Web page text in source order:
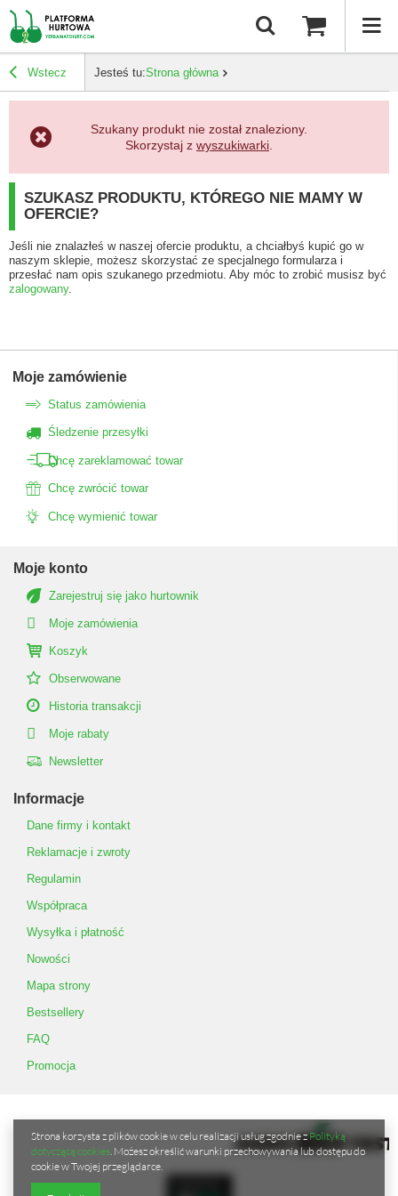
Wstecz Jesteś tu:Strona główna
Szukany produkt nie został znaleziony.
Skorzystaj z wyszukiwarki
SZUKASZ PRODUKTU, KTÓREGO NIE MAMY W
OFERCIE?
Jeśli nie znalazłeś w naszej ofercie produktu, a chciałbyś kupić go w
naszym sklepie, możesz skorzystać ze specjalnego formularza i
przesłać nam opis szukanego przedmiotu. Aby móc to zrobić musisz być
zalogowany.
Moje zamówienie
Status zamówienia
Śledzenie przesyłki
Chcę zareklamować towar
Chcę zwrócić towar
Chcę wymienić towar
Moje konto
Zarejestruj się jako hurtownik
Moje zamówienia
Koszyk
Obserwowane
Historia transakcji
Moje rabaty
Newsletter
Informacje
Dane firmy i kontakt
Reklamacje i zwroty
Regulamin
Współpraca
Wysyłka i płatność
Nowości
Mapa strony
Bestsellery
FAQ
Promocja
Strona korzysta z plików cookie w celu realizacji usług zgodnie zPolityką
dotyczącą cookies. Możesz określić warunki przechowywania lub dostępu do
cookie w Twojej przeglądarce.